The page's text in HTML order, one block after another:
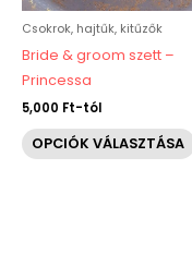
Csokrok, hajtűk, kitűzők
Bride & groom szett –
Princessa
5,000 Ft-tól
OPCIÓK VÁLASZTÁSA